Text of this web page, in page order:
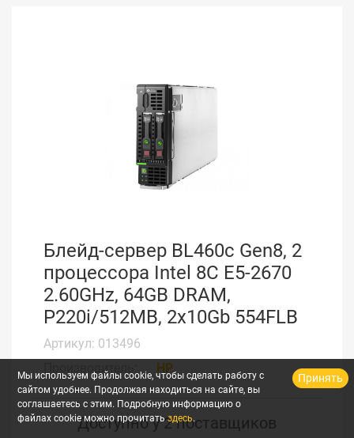
Блейд-сервер BL460c Gen8, 2
процессора Intel 8C E5-2670
2.60GHz, 64GB DRAM,
P220i/512MB, 2x10Gb 554FLB
Артикул: 013496
Производитель:
HP
Доступно у 2 поставщиков
Мы используем файлы cookie, чтобы сделать работу с
сайтом удобнее. Продолжая находиться на сайте, вы
соглашаетесь с этим. Подробную информацию о
файлах cookie можно прочитатьздесь.
Принять